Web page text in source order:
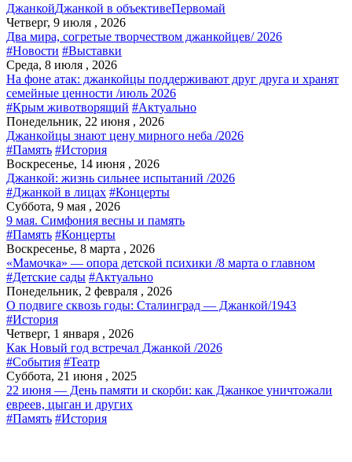
ДжанкойДжанкой в объективеПервомай
Четверг, 9 июля , 2026
Два мира, согретые творчеством джанкойцев/ 2026
#Новости #Выставки
Среда, 8 июля , 2026
На фоне атак: джанкойцы поддерживают друг друга и хранят
семейные ценности /июль 2026
#Крым животворящий #Актуально
Понедельник, 22 июня , 2026
Джанкойцы знают цену мирного неба /2026
#Память #История
Воскресенье, 14 июня , 2026
Джанкой: жизнь сильнее испытаний /2026
#Джанкой в лицах #Концерты
Суббота, 9 мая , 2026
9 мая. Симфония весны и память
#Память #Концерты
Воскресенье, 8 марта , 2026
«Мамочка» — опора детской психики /8 марта о главном
#Детские сады #Актуально
Понедельник, 2 февраля , 2026
О подвиге сквозь годы: Сталинград — Джанкой/1943
#История
Четверг, 1 января , 2026
Как Новый год встречал Джанкой /2026
#События #Театр
Суббота, 21 июня , 2025
22 июня — День памяти и скорби: как Джанкое уничтожали
евреев, цыган и других
#Память #История